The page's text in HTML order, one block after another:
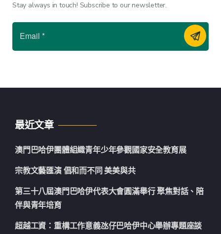
Stay always in touch! Subscribe to our newsletter.
最近文章
澳門巴哈伊團體組織青年少年參觀國家安全教育展
宗教文藝匯演 倡和而不同 美美與共
第三十八屆澳門巴哈伊代表大會圓滿舉行 聚焦對話、陪
伴與青年培育
超越工資：重構工作意義氹仔巴哈伊中心舉辦專題座談